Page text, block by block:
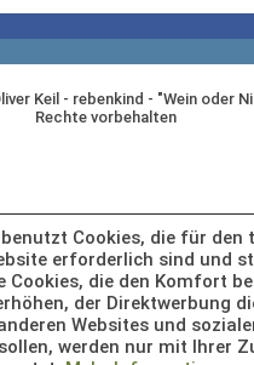
Keil - rebenkind - "Wein oder
Rechte vorbehalten
benutzt Cookies, die für den
erforderlich sind und
Cookies, die den Komfort
der Direktwerbung
Websites und
werden nur mit Ihrer